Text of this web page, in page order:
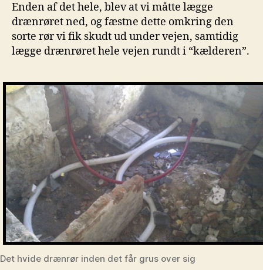
Enden af det hele, blev at vi måtte lægge
drænrøret ned, og fæstne dette omkring den
sorte rør vi fik skudt ud under vejen, samtidig
lægge drænrøret hele vejen rundt i “kælderen”.
Det hvide drænrør inden det får grus over sig